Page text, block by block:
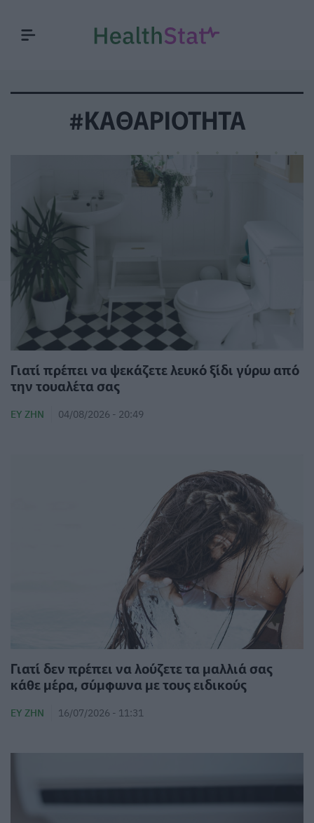
#ΚΑΘΑΡΙΟΤΗΤΑ
Γιατί πρέπει να ψεκάζετε λευκό ξίδι γύρω από
την τουαλέτα σας
ΕΥ ΖΗΝ 04/08/2026 - 20:49
Γιατί δεν πρέπει να λούζετε τα μαλλιά σας
κάθε μέρα, σύμφωνα με τους ειδικούς
ΕΥ ΖΗΝ 16/07/2026 - 11:31